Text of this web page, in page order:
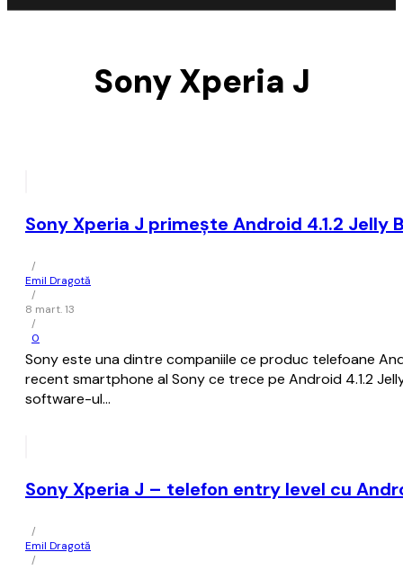
Sony Xperia J
Sony Xperia J primește Android 4.1.2 Jelly
/
Emil Dragotă
/
8 mart. 13
/
0
Sony este una dintre companiile ce produc telefoane
recent smartphone al Sony ce trece pe Android 4.1.2
software-ul…
Sony Xperia J – telefon entry level cu
/
Emil Dragotă
/